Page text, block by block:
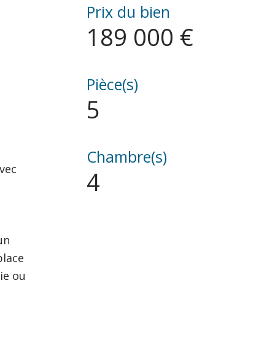
ou
Prix du bien
189 000 €
Pièce(s)
5
Chambre(s)
4